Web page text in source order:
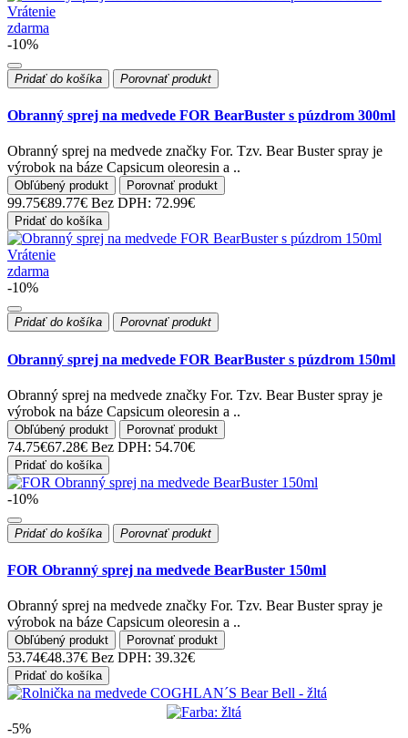
Vrátenie
zdarma
-10%
Pridať do košíka Porovnať produkt
Obranný sprej na medvede FOR BearBuster s púzdrom 300ml
Obranný sprej na medvede značky For. Tzv. Bear Buster spray je
výrobok na báze Capsicum oleoresin a ..
Obľúbený produkt Porovnať produkt
99.75€89.77€ Bez DPH: 72.99€
Pridať do košíka
Vrátenie
zdarma
-10%
Pridať do košíka Porovnať produkt
Obranný sprej na medvede FOR BearBuster s púzdrom 150ml
Obranný sprej na medvede značky For. Tzv. Bear Buster spray je
výrobok na báze Capsicum oleoresin a ..
Obľúbený produkt Porovnať produkt
74.75€67.28€ Bez DPH: 54.70€
Pridať do košíka
-10%
Pridať do košíka Porovnať produkt
FOR Obranný sprej na medvede BearBuster 150ml
Obranný sprej na medvede značky For. Tzv. Bear Buster spray je
výrobok na báze Capsicum oleoresin a ..
Obľúbený produkt Porovnať produkt
53.74€48.37€ Bez DPH: 39.32€
Pridať do košíka
-5%